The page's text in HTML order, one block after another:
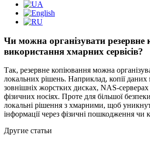
Чи можна організувати резервне
використання хмарних сервісів?
Так, резервне копіювання можна
локальних рішень. Наприклад, копії даних
зовнішніх жорстких дисках, NAS-
фізичних носіях. Проте для більшої
локальні рішення з хмарними, щоб
інформації через фізичні пошкодження чи
Другие статьи